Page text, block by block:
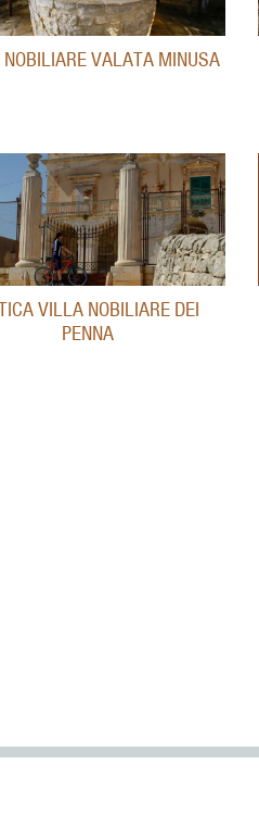
VALATA MINUSA
VILLA NOBILIARE DEI
PENNA